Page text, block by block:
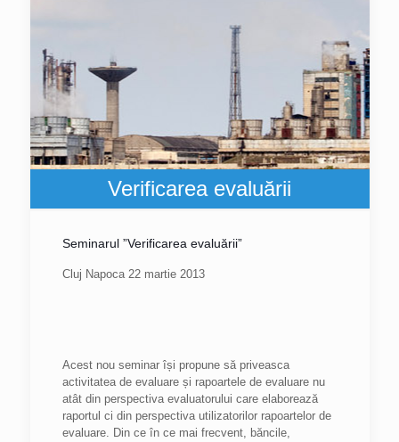
Verificarea evaluării
Seminarul ”Verificarea evaluării”
Cluj Napoca 22 martie 2013
Acest nou seminar își propune să priveasca
activitatea de evaluare și rapoartele de evaluare nu
atât din perspectiva evaluatorului care elaborează
raportul ci din perspectiva utilizatorilor rapoartelor de
evaluare. Din ce în ce mai frecvent, băncile,